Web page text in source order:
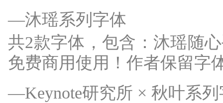
—沐瑶系列字体
共2款字体，包含：沐瑶随
免费商用使用！作者保留字
—Keynote研究所 × 秋叶系列